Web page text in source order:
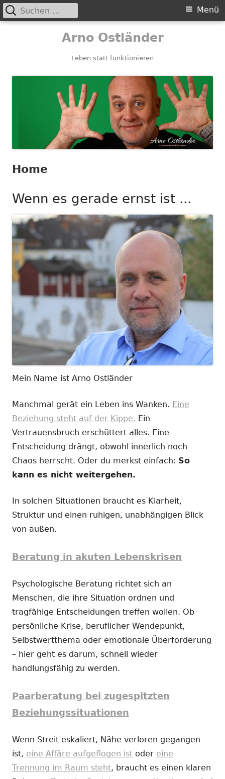
Arno Ostländer
Leben statt funktionieren
Primäres
Menü
Suchen
nach:
Home
Wenn es gerade ernst ist ...
Mein Name ist Arno Ostländer
Manchmal gerät ein Leben ins Wanken. Eine
Beziehung steht auf der Kippe. Ein
Vertrauensbruch erschüttert alles. Eine
Entscheidung drängt, obwohl innerlich noch
Chaos herrscht. Oder du merkst einfach: So
kann es nicht weitergehen.
In solchen Situationen braucht es Klarheit,
Struktur und einen ruhigen, unabhängigen Blick
von außen.
Beratung in akuten Lebenskrisen
Psychologische Beratung richtet sich an
Menschen, die ihre Situation ordnen und
tragfähige Entscheidungen treffen wollen. Ob
persönliche Krise, beruflicher Wendepunkt,
Selbstwertthema oder emotionale Überforderung
– hier geht es darum, schnell wieder
handlungsfähig zu werden.
Paarberatung bei zugespitzten
Beziehungssituationen
Wenn Streit eskaliert, Nähe verloren gegangen
ist, eine Affäre aufgeflogen ist oder eine
Trennung im Raum steht, braucht es einen klaren